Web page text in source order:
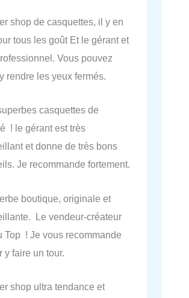
shop de casquettes, il y en
tous les goût Et le gérant et
Vous pouvez
rendre les yeux fermés.
casquettes de
! le gérant est très
et donne de très bons
Je recommande fortement.
boutique, originale et
Le vendeur-créateur
Top ! Je vous recommande
y faire un tour.
shop ultra tendance et